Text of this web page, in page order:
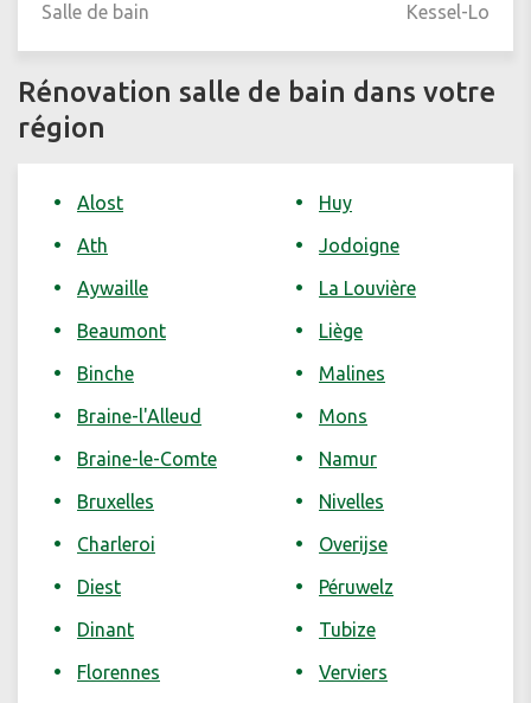
Salle de bain Kessel-Lo
Rénovation salle de bain dans votre
région
Alost
Ath
Aywaille
Beaumont
Binche
Braine-l'Alleud
Braine-le-Comte
Bruxelles
Charleroi
Diest
Dinant
Florennes
Huy
Jodoigne
La Louvière
Liège
Malines
Mons
Namur
Nivelles
Overijse
Péruwelz
Tubize
Verviers